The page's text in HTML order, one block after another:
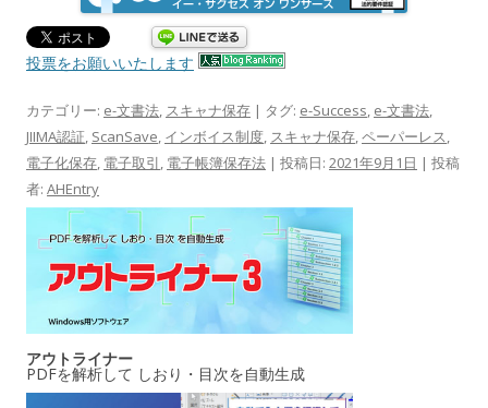
投票をお願いいたします
カテゴリー: e-文書法, スキャナ保存 | タグ: e-Success, e-文書法,
JIIMA認証, ScanSave, インボイス制度, スキャナ保存,ペーパーレス,
電子化保存, 電子取引, 電子帳簿保存法 | 投稿日: 2021年9月1日 | 投稿
者: AHEntry
アウトライナー
PDFを解析して しおり・目次を自動生成